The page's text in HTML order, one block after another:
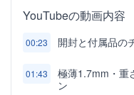
YouTubeの動画内容
00:23 開封と付属品の
01:43
極薄1.7mm・重
ン